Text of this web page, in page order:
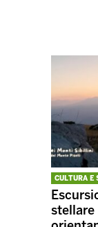
CULTURA E
stellare